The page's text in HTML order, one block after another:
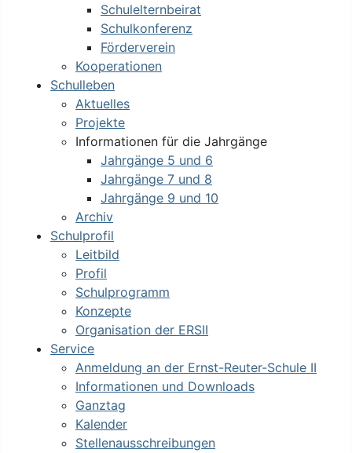
Schulelternbeirat
Schulkonferenz
Förderverein
Kooperationen
Schulleben
Aktuelles
Projekte
Informationen für die Jahrgänge
Jahrgänge 5 und 6
Jahrgänge 7 und 8
Jahrgänge 9 und 10
Archiv
Schulprofil
Leitbild
Profil
Schulprogramm
Konzepte
Organisation der ERSII
Service
Anmeldung an der Ernst-Reuter-Schule II
Informationen und Downloads
Ganztag
Kalender
Stellenausschreibungen